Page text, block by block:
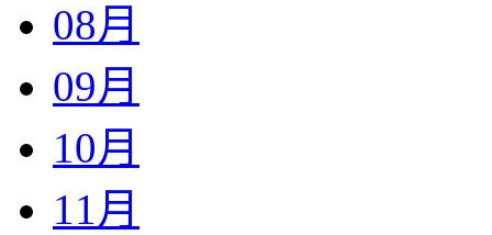
08月
09月
10月
11月